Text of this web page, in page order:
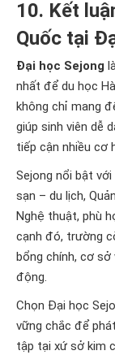
10. Kết
Quốc tại
Đại học Sejong
nhất để du học
không chỉ mang
giúp sinh viên dễ
tiếp cận nhiều cơ
Sejong nổi bật
sạn – du lịch,
Nghệ thuật, phù
cạnh đó, trường
bổng chính, cơ
động.
Chọn Đại học
vững chắc để
tập tại xứ sở kim